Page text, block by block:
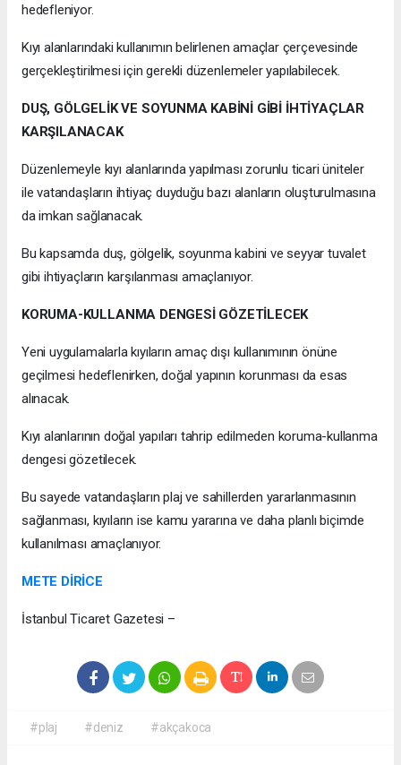
hedefleniyor.
Kıyı alanlarındaki kullanımın belirlenen amaçlar çerçevesinde
gerçekleştirilmesi için gerekli düzenlemeler yapılabilecek.
DUŞ, GÖLGELİK VE SOYUNMA KABİNİ GİBİ İHTİYAÇLAR
KARŞILANACAK
Düzenlemeyle kıyı alanlarında yapılması zorunlu ticari üniteler
ile vatandaşların ihtiyaç duyduğu bazı alanların oluşturulmasına
da imkan sağlanacak.
Bu kapsamda duş, gölgelik, soyunma kabini ve seyyar tuvalet
gibi ihtiyaçların karşılanması amaçlanıyor.
KORUMA-KULLANMA DENGESİ GÖZETİLECEK
Yeni uygulamalarla kıyıların amaç dışı kullanımının önüne
geçilmesi hedeflenirken, doğal yapının korunması da esas
alınacak.
Kıyı alanlarının doğal yapıları tahrip edilmeden koruma-kullanma
dengesi gözetilecek.
Bu sayede vatandaşların plaj ve sahillerden yararlanmasının
sağlanması, kıyıların ise kamu yararına ve daha planlı biçimde
kullanılması amaçlanıyor.
METE DİRİCE
İstanbul Ticaret Gazetesi –
#plaj #deniz #akçakoca